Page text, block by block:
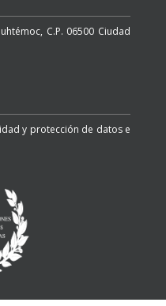
C.P. 06500 Ciudad
y protección de datos e